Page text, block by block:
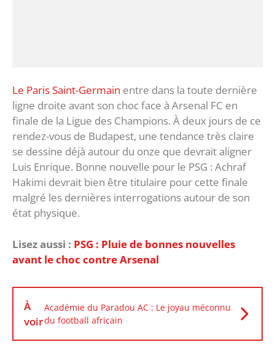
Le Paris Saint-Germain entre dans la toute dernière
ligne droite avant son choc face à Arsenal FC en
finale de la Ligue des Champions. À deux jours de ce
rendez-vous de Budapest, une tendance très claire
se dessine déjà autour du onze que devrait aligner
Luis Enrique. Bonne nouvelle pour le PSG : Achraf
Hakimi devrait bien être titulaire pour cette finale
malgré les dernières interrogations autour de son
état physique.
Lisez aussi : PSG : Pluie de bonnes nouvelles
avant le choc contre Arsenal
À
voir
Académie du Paradou AC : Le joyau méconnu
du football africain